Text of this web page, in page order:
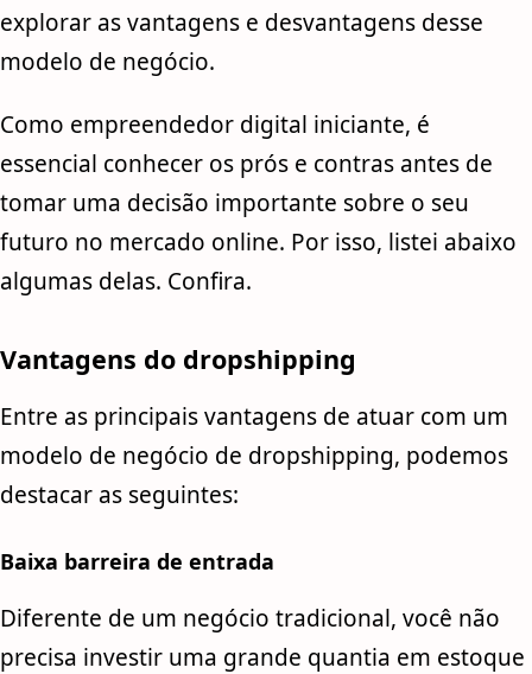
explorar as vantagens e desvantagens desse
modelo de negócio.
Como empreendedor digital iniciante, é
essencial conhecer os prós e contras antes de
tomar uma decisão importante sobre o seu
futuro no mercado online. Por isso, listei abaixo
algumas delas. Confira.
Vantagens do dropshipping
Entre as principais vantagens de atuar com um
modelo de negócio de dropshipping, podemos
destacar as seguintes:
Baixa barreira de entrada
Diferente de um negócio tradicional, você não
precisa investir uma grande quantia em estoque